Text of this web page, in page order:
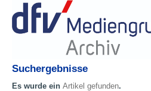
Suchergebnisse
Es wurde ein Artikel gefunden.